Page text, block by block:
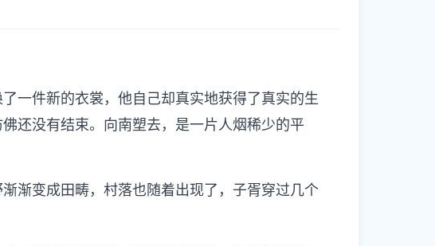
件新的衣裳，他自己却真实地获得了真实的生
还没有结束。向南塑去，是一片人烟稀少的平
渐变成田畴，村落也随着出现了，子胥穿过几个